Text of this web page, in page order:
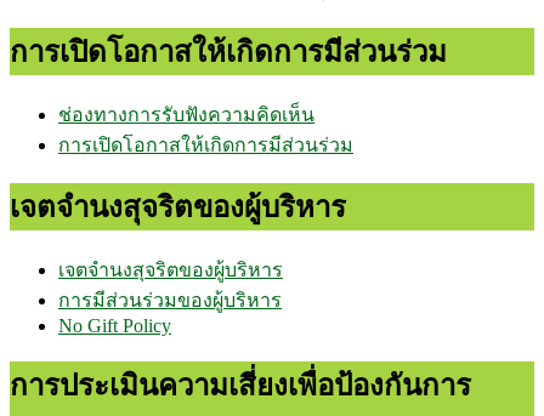
การเปิดโอกาสให้เกิดการมีส่วนร่วม
ช่องทางการรับฟังความคิดเห็น
การเปิดโอกาสให้เกิดการมีส่วนร่วม
เจตจำนงสุจริตของผู้บริหาร
เจตจำนงสุจริตของผู้บริหาร
การมีส่วนร่วมของผู้บริหาร
No Gift Policy
การประเมินความเสี่ยงเพื่อป้องกันการ